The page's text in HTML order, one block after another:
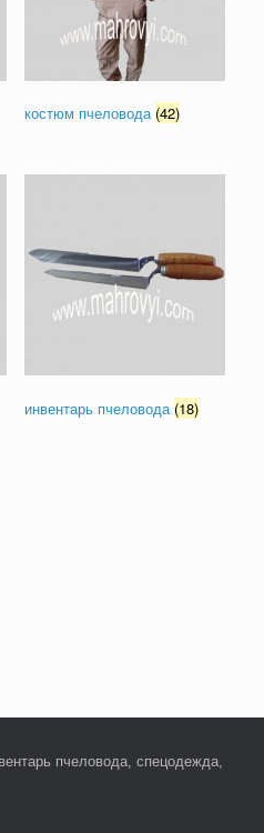
костюм пчеловода (42)
инвентарь пчеловода (18)
пчеловода, спецодежда,